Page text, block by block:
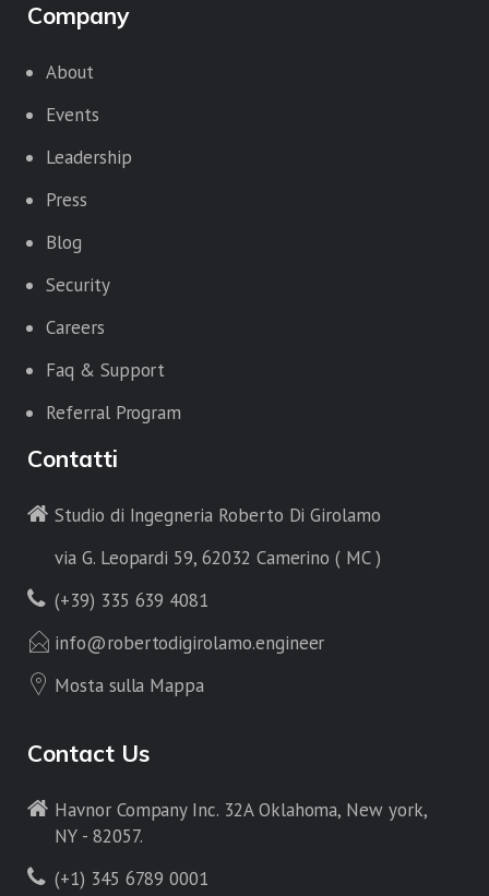
Company
About
Events
Leadership
Press
Blog
Security
Careers
Faq & Support
Referral Program
Contatti
Studio di Ingegneria Roberto Di Girolamo
via G. Leopardi 59, 62032 Camerino ( MC )
(+39) 335 639 4081
info@robertodigirolamo.engineer
Mosta sulla Mappa
Contact Us
Havnor Company Inc. 32A Oklahoma, New york,
NY - 82057.
(+1) 345 6789 0001